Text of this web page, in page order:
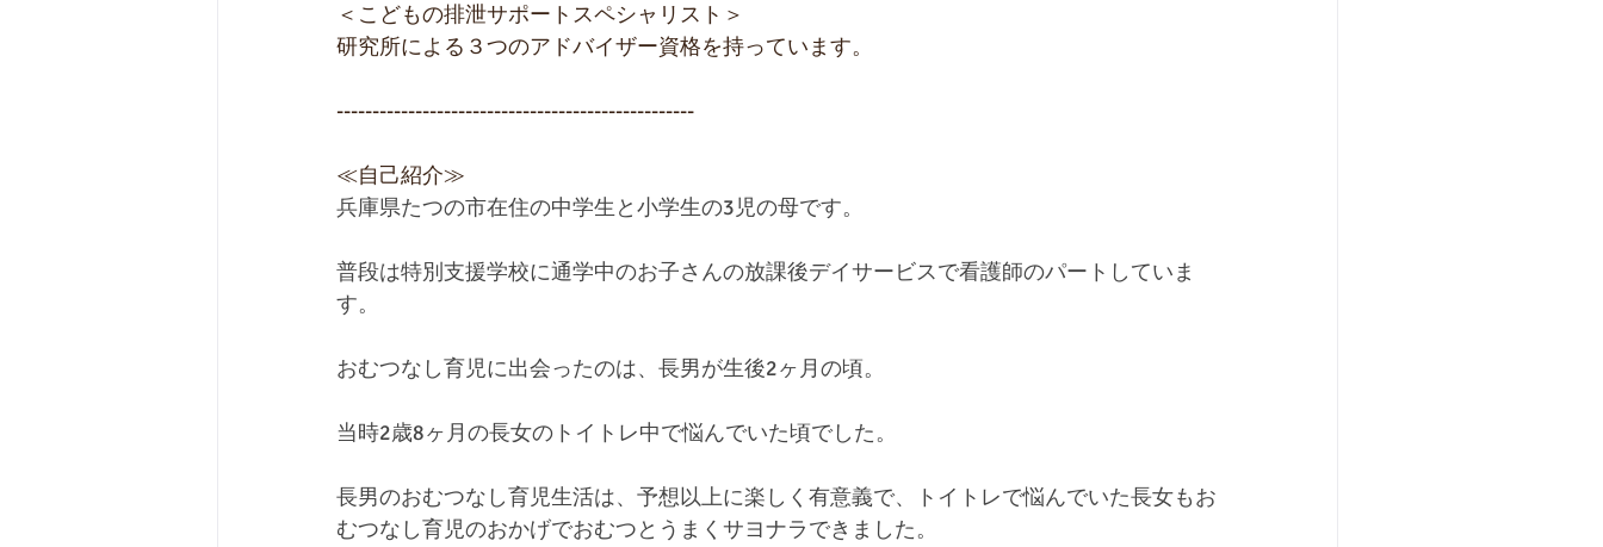
＜こどもの排泄サポートスペシャリスト＞
研究所による３つのアドバイザー資格を持っています。
--------------------------------------------------
≪自己紹介≫
兵庫県たつの市在住の中学生と小学生の3児の母です。
普段は特別支援学校に通学中のお子さんの放課後デイサービスで看護師のパートしていま
す。
おむつなし育児に出会ったのは、長男が生後2ヶ月の頃。
当時2歳8ヶ月の長女のトイトレ中で悩んでいた頃でした。
長男のおむつなし育児生活は、予想以上に楽しく有意義で、トイトレで悩んでいた長女もお
むつなし育児のおかげでおむつとうまくサヨナラできました。